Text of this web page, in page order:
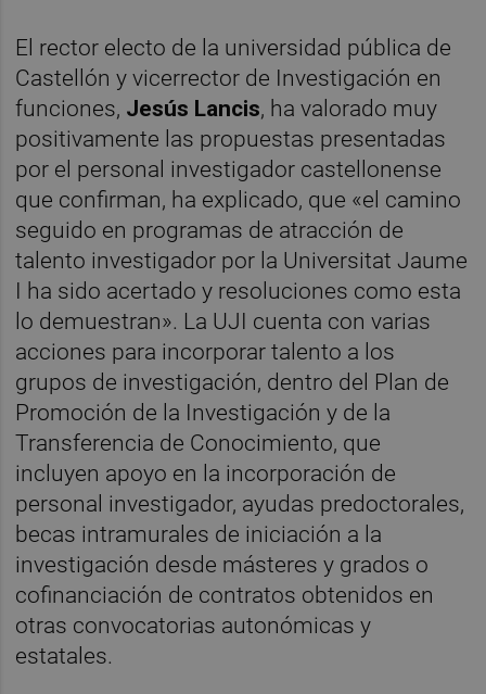
El rector electo de la universidad pública de
Castellón y vicerrector de Investigación en
funciones, Jesús Lancis, ha valorado muy
positivamente las propuestas presentadas
por el personal investigador castellonense
que confirman, ha explicado, que «el camino
seguido en programas de atracción de
talento investigador por la Universitat Jaume
I ha sido acertado y resoluciones como esta
lo demuestran». La UJI cuenta con varias
acciones para incorporar talento a los
grupos de investigación, dentro del Plan de
Promoción de la Investigación y de la
Transferencia de Conocimiento, que
incluyen apoyo en la incorporación de
personal investigador, ayudas predoctorales,
becas intramurales de iniciación a la
investigación desde másteres y grados o
cofinanciación de contratos obtenidos en
otras convocatorias autonómicas y
estatales.